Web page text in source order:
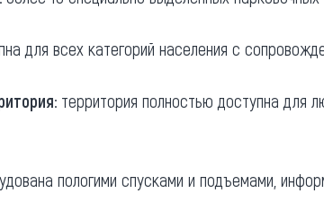
для всех категорий населения с
территория полностью доступна для
пологими спусками и подъемами,